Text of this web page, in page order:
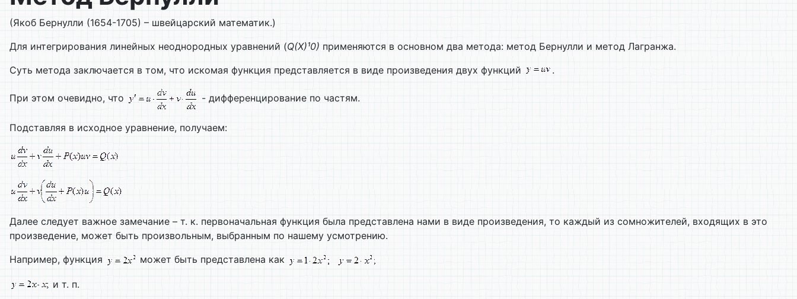
(Якоб Бернулли (1654-1705) – швейцарский математик.)
Для интегрирования линейных неоднородных уравнений (Q(X)¹0) применяются в основном два метода: метод Бернулли и метод Лагранжа.
Суть метода заключается в том, что искомая функция представляется в виде произведения двух функций
.
При этом очевидно, что - дифференцирование по частям.
Подставляя в исходное уравнение, получаем:
Далее следует важное замечание – т. к. первоначальная функция была представлена нами в виде произведения, то каждый из сомножителей, входящих в это
произведение, может быть произвольным, выбранным по нашему усмотрению.
Например, функция
может быть представлена как
и т. п.